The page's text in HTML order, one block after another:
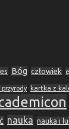
Bóg człowiek
przyrody kartka z
nauka nauka i